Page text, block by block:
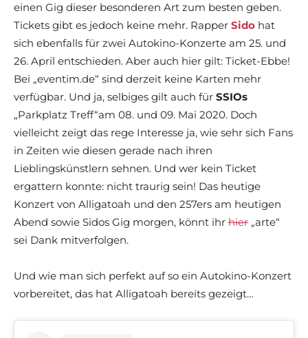
einen Gig dieser besonderen Art zum besten geben.
Tickets gibt es jedoch keine mehr. Rapper Sido hat
sich ebenfalls für zwei Autokino-Konzerte am 25. und
26. April entschieden. Aber auch hier gilt: Ticket-Ebbe!
Bei „eventim.de“ sind derzeit keine Karten mehr
verfügbar. Und ja, selbiges gilt auch für SSIOs
„Parkplatz Treff“am 08. und 09. Mai 2020. Doch
vielleicht zeigt das rege Interesse ja, wie sehr sich Fans
in Zeiten wie diesen gerade nach ihren
Lieblingskünstlern sehnen. Und wer kein Ticket
ergattern konnte: nicht traurig sein! Das heutige
Konzert von Alligatoah und den 257ers am heutigen
Abend sowie Sidos Gig morgen, könnt ihr hier „arte“
sei Dank mitverfolgen.
Und wie man sich perfekt auf so ein Autokino-Konzert
vorbereitet, das hat Alligatoah bereits gezeigt…